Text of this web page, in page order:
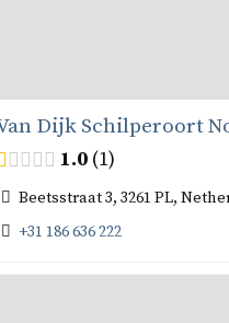
Dijk Schilperoort
1.0 1
Beetsstraat 3, 3261 PL,
+31 186 636 222